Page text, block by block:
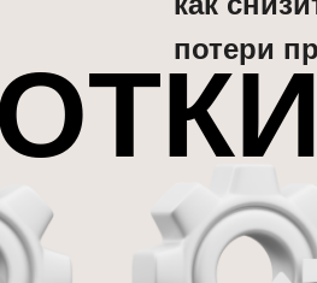
потери